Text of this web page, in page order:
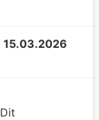
15.03.2026
Dit